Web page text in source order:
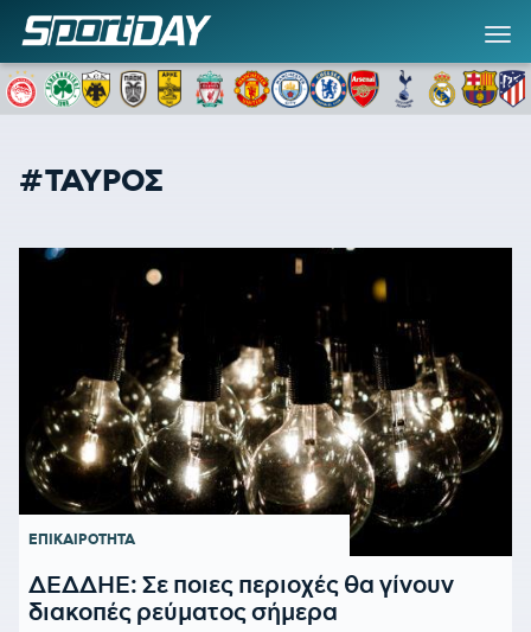
#ΤΑΥΡΟΣ
ΕΠΙΚΑΙΡΟΤΗΤΑ
ΔΕΔΔΗΕ: Σε ποιες περιοχές θα γίνουν
διακοπές ρεύματος σήμερα